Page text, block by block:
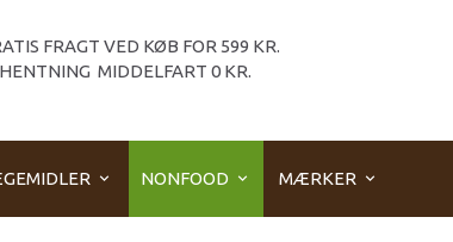
FRAGT VED KØB FOR 599 KR.
MIDDELFART 0 KR.
NONFOOD MÆRKER